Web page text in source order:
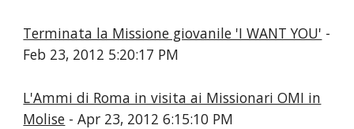
Terminata la Missione giovanile 'I WANT YOU' -
Feb 23, 2012 5:20:17 PM
L'Ammi di Roma in visita ai Missionari OMI in
Molise - Apr 23, 2012 6:15:10 PM